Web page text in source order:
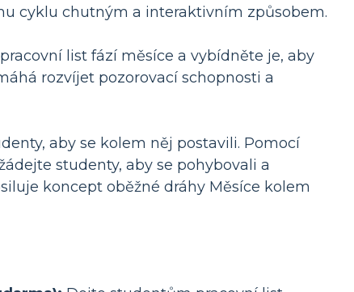
cyklu chutným a interaktivním způsobem.
list fází měsíce a vybídněte je, aby
rozvíjet pozorovací schopnosti a
aby se kolem něj postavili. Pomocí
studenty, aby se pohybovali a
koncept oběžné dráhy Měsíce kolem